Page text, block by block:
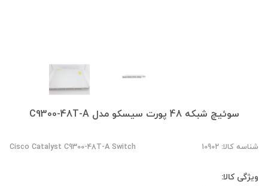
سوئیچ شبکه 48 پورت سیسکو مدل C9300-48T-A
شناسه کالا: 10902 Cisco Catalyst C9300-48T-A Switch
ویژگی کالا: